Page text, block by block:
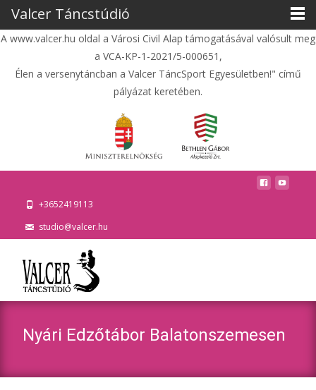
A www.valcer.hu oldal a Városi Civil Alap támogatásával valósult meg
a VCA-KP-1-2021/5-000651,
Élen a versenytáncban a Valcer TáncSport Egyesületben!" című
pályázat keretében.
+3652419113
studio@valcer.hu
Nyári Edzőtábor Balatonszemesen
Valcer Táncstúdió